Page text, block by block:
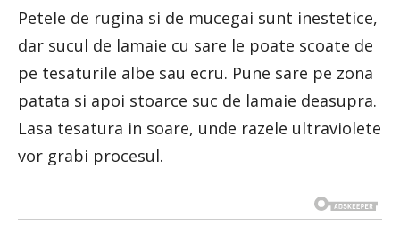
Petele de rugina si de mucegai sunt inestetice,
dar sucul de lamaie cu sare le poate scoate de
pe tesaturile albe sau ecru. Pune sare pe zona
patata si apoi stoarce suc de lamaie deasupra.
Lasa tesatura in soare, unde razele ultraviolete
vor grabi procesul.